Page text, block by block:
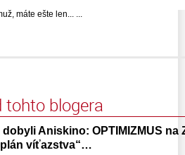
máte ešte len... ...
tohto blogera
dobyli Aniskino: OPTIMIZMUS na
víťazstva“…